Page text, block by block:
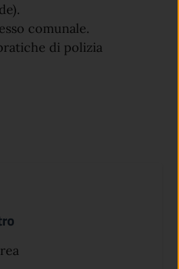
comunale.
di polizia